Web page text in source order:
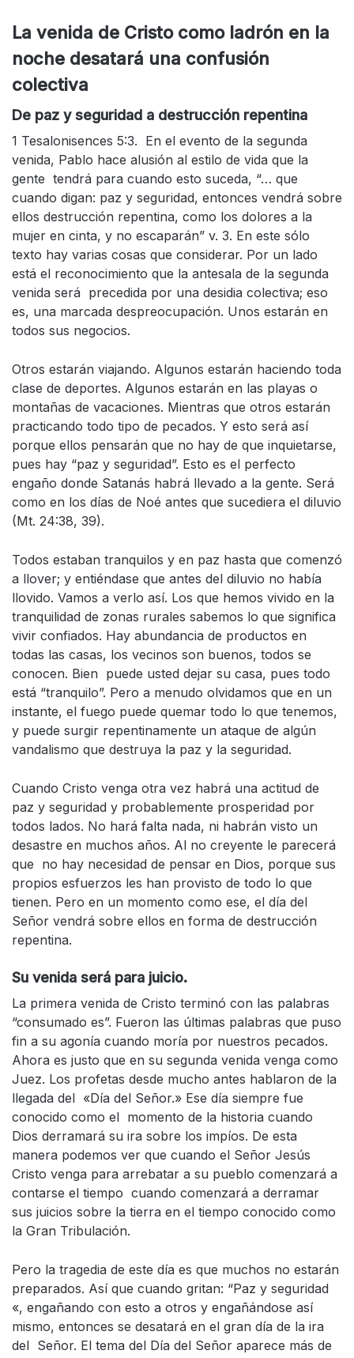
La venida de Cristo como ladrón en la
noche desatará una confusión
colectiva
De paz y seguridad a destrucción repentina
1 Tesalonisences 5:3. En el evento de la segunda
venida, Pablo hace alusión al estilo de vida que la
gente tendrá para cuando esto suceda, “… que
cuando digan: paz y seguridad, entonces vendrá sobre
ellos destrucción repentina, como los dolores a la
mujer en cinta, y no escaparán” v. 3. En este sólo
texto hay varias cosas que considerar. Por un lado
está el reconocimiento que la antesala de la segunda
venida será precedida por una desidia colectiva; eso
es, una marcada despreocupación. Unos estarán en
todos sus negocios.
Otros estarán viajando. Algunos estarán haciendo toda
clase de deportes. Algunos estarán en las playas o
montañas de vacaciones. Mientras que otros estarán
practicando todo tipo de pecados. Y esto será así
porque ellos pensarán que no hay de que inquietarse,
pues hay “paz y seguridad”. Esto es el perfecto
engaño donde Satanás habrá llevado a la gente. Será
como en los días de Noé antes que sucediera el diluvio
(Mt. 24:38, 39).
Todos estaban tranquilos y en paz hasta que comenzó
a llover; y entiéndase que antes del diluvio no había
llovido. Vamos a verlo así. Los que hemos vivido en la
tranquilidad de zonas rurales sabemos lo que significa
vivir confiados. Hay abundancia de productos en
todas las casas, los vecinos son buenos, todos se
conocen. Bien puede usted dejar su casa, pues todo
está “tranquilo”. Pero a menudo olvidamos que en un
instante, el fuego puede quemar todo lo que tenemos,
y puede surgir repentinamente un ataque de algún
vandalismo que destruya la paz y la seguridad.
Cuando Cristo venga otra vez habrá una actitud de
paz y seguridad y probablemente prosperidad por
todos lados. No hará falta nada, ni habrán visto un
desastre en muchos años. Al no creyente le parecerá
que no hay necesidad de pensar en Dios, porque sus
propios esfuerzos les han provisto de todo lo que
tienen. Pero en un momento como ese, el día del
Señor vendrá sobre ellos en forma de destrucción
repentina.
Su venida será para juicio.
La primera venida de Cristo terminó con las palabras
“consumado es”. Fueron las últimas palabras que puso
fin a su agonía cuando moría por nuestros pecados.
Ahora es justo que en su segunda venida venga como
Juez. Los profetas desde mucho antes hablaron de la
llegada del «Día del Señor.» Ese día siempre fue
conocido como el momento de la historia cuando
Dios derramará su ira sobre los impíos. De esta
manera podemos ver que cuando el Señor Jesús
Cristo venga para arrebatar a su pueblo comenzará a
contarse el tiempo cuando comenzará a derramar
sus juicios sobre la tierra en el tiempo conocido como
la Gran Tribulación.
Pero la tragedia de este día es que muchos no estarán
preparados. Así que cuando gritan: “Paz y seguridad
«, engañando con esto a otros y engañándose así
mismo, entonces se desatará en el gran día de la ira
del Señor. El tema del Día del Señor aparece más de